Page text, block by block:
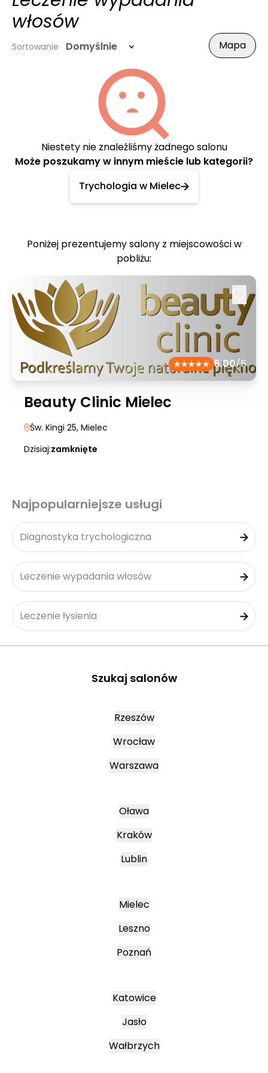
włosów
Sortowanie Domyślnie Mapa
Niestety nie znaleźliśmy żadnego salonu
Może poszukamy w innym mieście lub kategorii?
Trychologia w Mielec
Poniżej prezentujemy salony z miejscowości w
pobliżu:
5.00/5
Beauty Clinic Mielec
Św. Kingi 25, Mielec
Dzisiaj:zamknięte
Najpopularniejsze usługi
Diagnostyka trychologiczna
Leczenie wypadania włosów
Leczenie łysienia
Szukaj salonów
Rzeszów
Wrocław
Warszawa
Oława
Kraków
Lublin
Mielec
Leszno
Poznań
Katowice
Jasło
Wałbrzych